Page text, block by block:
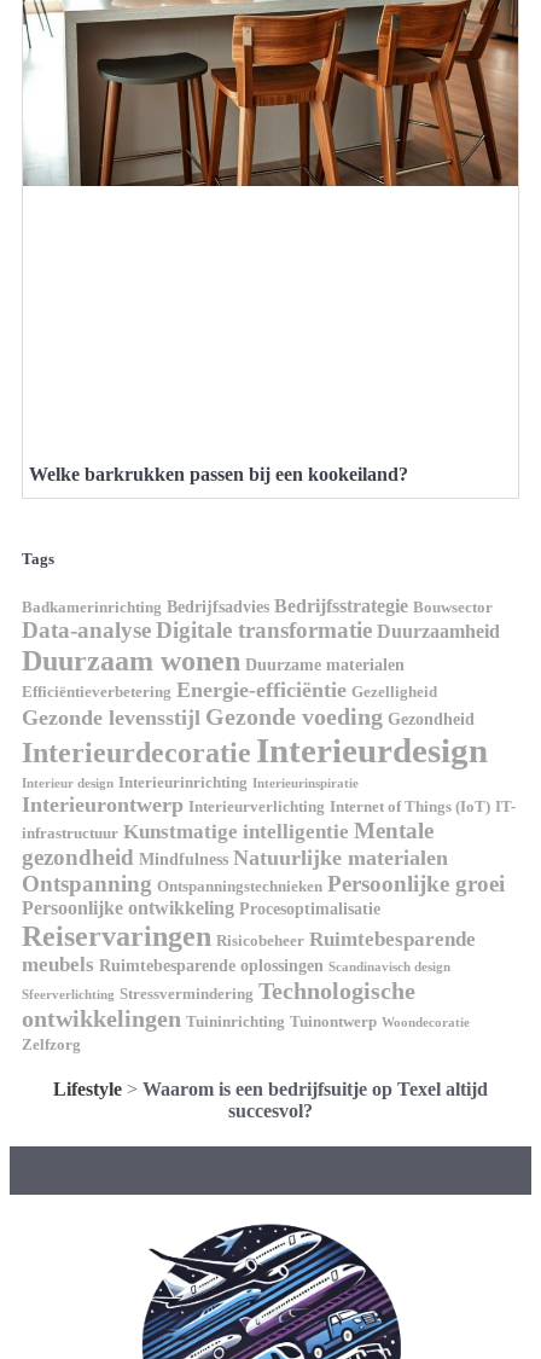
Welke barkrukken passen bij een kookeiland?
Tags
Badkamerinrichting Bedrijfsadvies Bedrijfsstrategie Bouwsector
Data-analyseDigitale transformatie Duurzaamheid
Duurzaam wonen Duurzame materialen
Efficiëntieverbetering Energie-efficiëntie Gezelligheid
Gezonde levensstijl Gezonde voeding Gezondheid
Interieurdecoratie Interieurdesign
Interieur design Interieurinrichting Interieurinspiratie
Interieurontwerp Interieurverlichting Internet of Things (IoT) IT-
infrastructuur Kunstmatige intelligentie Mentale
gezondheid Mindfulness Natuurlijke materialen
Ontspanning Ontspanningstechnieken Persoonlijke groei
Persoonlijke ontwikkeling Procesoptimalisatie
Reiservaringen Risicobeheer Ruimtebesparende
meubels Ruimtebesparende oplossingen Scandinavisch design
Sfeerverlichting Stressvermindering Technologische
ontwikkelingen Tuininrichting Tuinontwerp Woondecoratie
Zelfzorg
Lifestyle > Waarom is een bedrijfsuitje op Texel altijd
succesvol?